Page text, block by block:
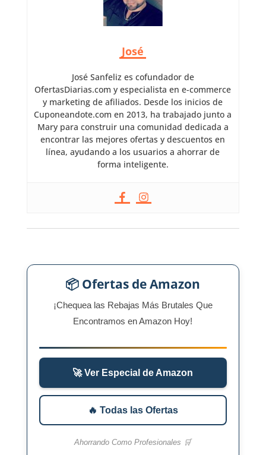
José
José Sanfeliz es cofundador de
OfertasDiarias.com y especialista en e-commerce
y marketing de afiliados. Desde los inicios de
Cuponeandote.com en 2013, ha trabajado junto a
Mary para construir una comunidad dedicada a
encontrar las mejores ofertas y descuentos en
línea, ayudando a los usuarios a ahorrar de
forma inteligente.
📦 Ofertas de Amazon
¡Chequea las Rebajas Más Brutales Que
Encontramos en Amazon Hoy!
🚀 Ver Especial de Amazon
🔥 Todas las Ofertas
Ahorrando Como Profesionales 🛒